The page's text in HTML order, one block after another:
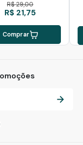
R$ 29,00
R$ 21,75
Comprar